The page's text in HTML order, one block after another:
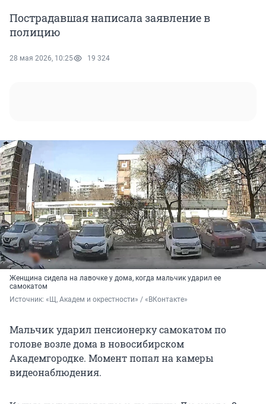
Пострадавшая написала заявление в
полицию
28 мая 2026, 10:25 19 324
Женщина сидела на лавочке у дома, когда мальчик ударил ее
самокатом
Источник: «Щ, Академ и окрестности» / «ВКонтакте»
Мальчик ударил пенсионерку самокатом по
голове возле дома в новосибирском
Академгородке. Момент попал на камеры
видеонаблюдения.